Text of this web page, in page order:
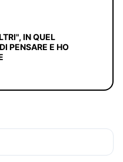
IN QUEL
PENSARE E HO